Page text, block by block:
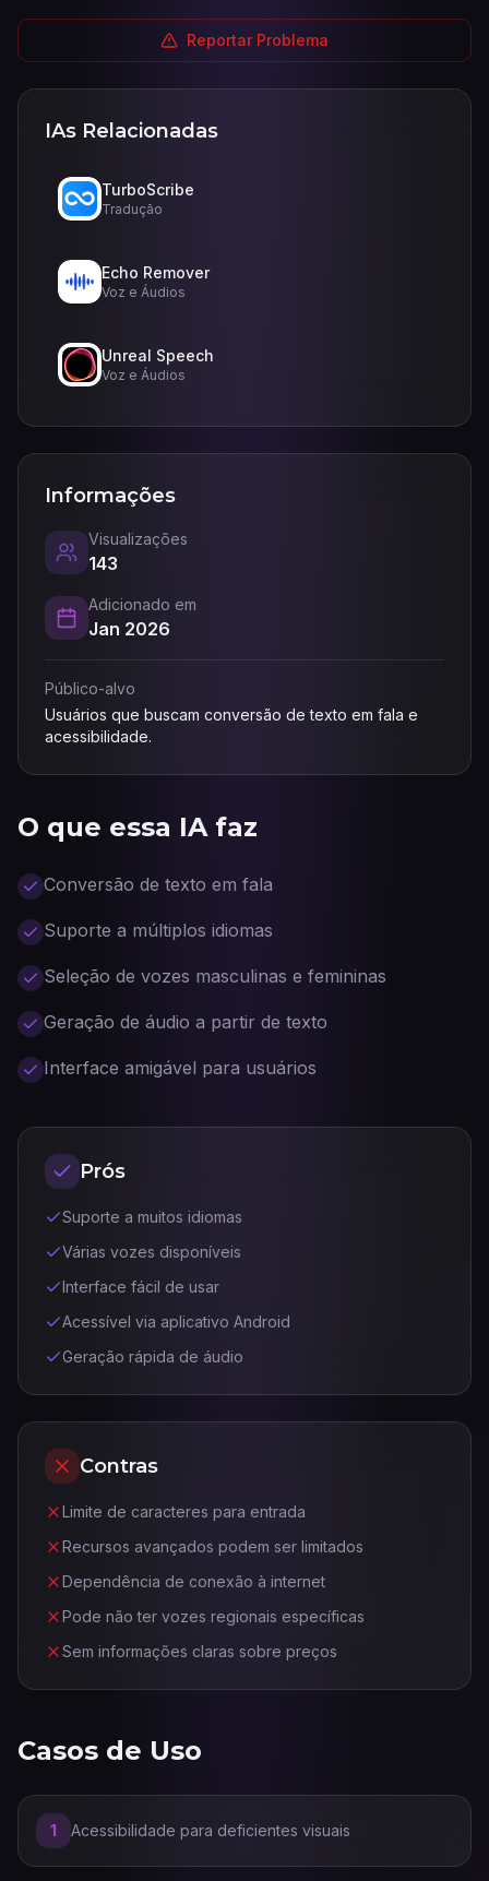
O que essa IA faz
Conversão de texto em fala
Suporte a múltiplos idiomas
Seleção de vozes masculinas e femininas
Geração de áudio a partir de texto
Interface amigável para usuários
Prós
Suporte a muitos idiomas
Várias vozes disponíveis
Interface fácil de usar
Acessível via aplicativo Android
Geração rápida de áudio
Contras
Limite de caracteres para entrada
Recursos avançados podem ser limitados
Dependência de conexão à internet
Pode não ter vozes regionais específicas
Sem informações claras sobre preços
Casos de Uso
1 Acessibilidade para deficientes visuais
Reportar Problema
IAs Relacionadas
TurboScribe
Tradução
Echo Remover
Voz e Áudios
Unreal Speech
Voz e Áudios
Informações
Visualizações
143
Adicionado em
Jan 2026
Público-alvo
Usuários que buscam conversão de texto em fala e
acessibilidade.